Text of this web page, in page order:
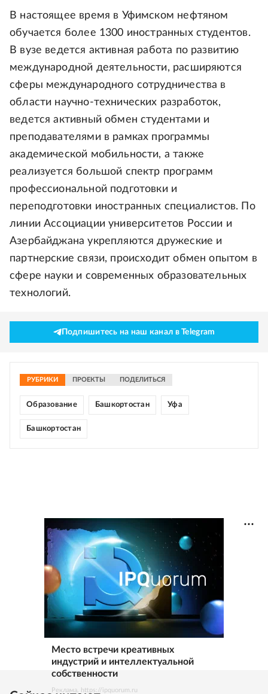
В настоящее время в Уфимском нефтяном
обучается более 1300 иностранных студентов.
В вузе ведется активная работа по развитию
международной деятельности, расширяются
сферы международного сотрудничества в
области научно-технических разработок,
ведется активный обмен студентами и
преподавателями в рамках программы
академической мобильности, а также
реализуется большой спектр программ
профессиональной подготовки и
переподготовки иностранных специалистов. По
линии Ассоциации университетов России и
Азербайджана укрепляются дружеские и
партнерские связи, происходит обмен опытом в
сфере науки и современных образовательных
технологий.
Подпишитесь на наш канал в Telegram
РУБРИКИ ПРОЕКТЫ ПОДЕЛИТЬСЯ
Образование Башкортостан Уфа
Башкортостан
Место встречи креативных
индустрий и интеллектуальной
собственности
Реклама. https://ipquorum.ru